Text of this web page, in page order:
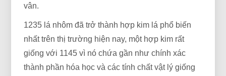
vân.
1235 lá nhôm đã trở thành hợp kim lá phổ biến
nhất trên thị trường hiện nay, một hợp kim rất
giống với 1145 vì nó chứa gần như chính xác
thành phần hóa học và các tính chất vật lý giống